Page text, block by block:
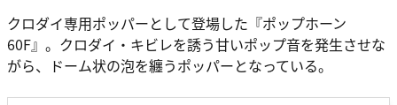
クロダイ専用ポッパーとして登場した『ポップホーン
60F』。クロダイ・キビレを誘う甘いポップ音を発生させな
がら、ドーム状の泡を纏うポッパーとなっている。